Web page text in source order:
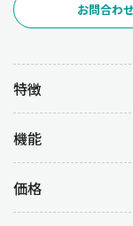
お問合わせ
特徴
機能
価格